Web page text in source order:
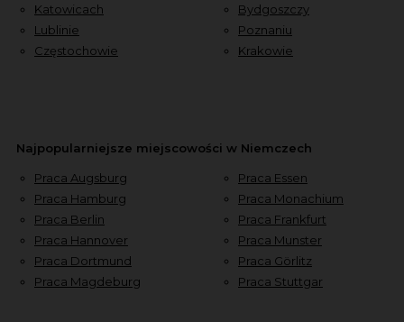
Katowicach
Lublinie
Częstochowie
Bydgoszczy
Poznaniu
Krakowie
Najpopularniejsze miejscowości w Niemczech
Praca Augsburg
Praca Hamburg
Praca Berlin
Praca Hannover
Praca Dortmund
Praca Magdeburg
Praca Essen
Praca Monachium
Praca Frankfurt
Praca Munster
Praca Görlitz
Praca Stuttgar